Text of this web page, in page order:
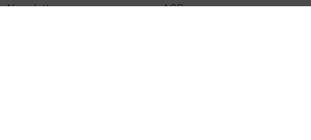
Newsletter
AGB